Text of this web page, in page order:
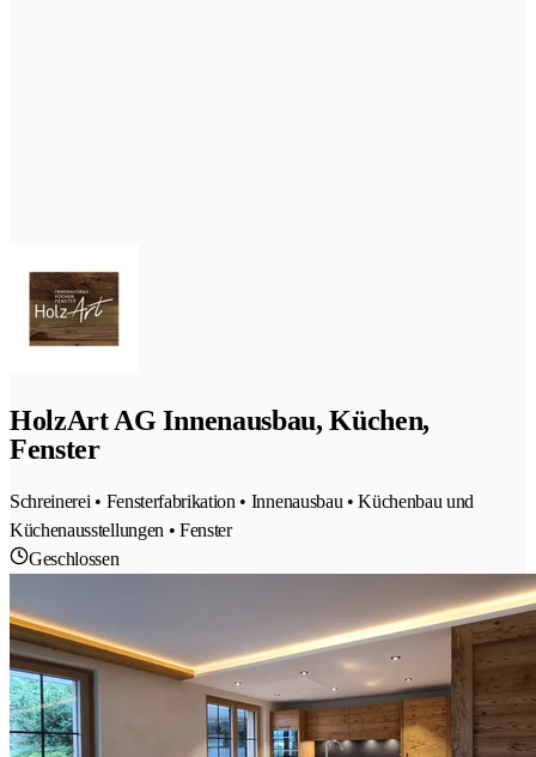
HolzArt AG Innenausbau, Küchen,
Fenster
Schreinerei • Fensterfabrikation • Innenausbau • Küchenbau und
Küchenausstellungen • Fenster
Geschlossen